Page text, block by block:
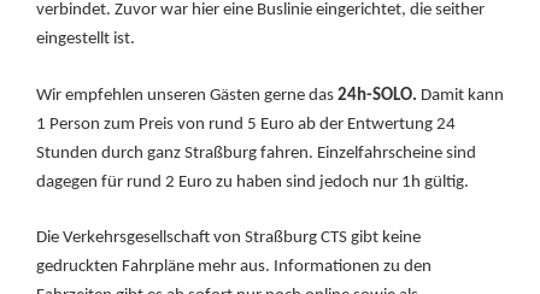
verbindet. Zuvor war hier eine Buslinie eingerichtet, die seither
eingestellt ist.
Wir empfehlen unseren Gästen gerne das 24h-SOLO. Damit kann
1 Person zum Preis von rund 5 Euro ab der Entwertung 24
Stunden durch ganz Straßburg fahren. Einzelfahrscheine sind
dagegen für rund 2 Euro zu haben sind jedoch nur 1h gültig.
Die Verkehrsgesellschaft von Straßburg CTS gibt keine
gedruckten Fahrpläne mehr aus. Informationen zu den